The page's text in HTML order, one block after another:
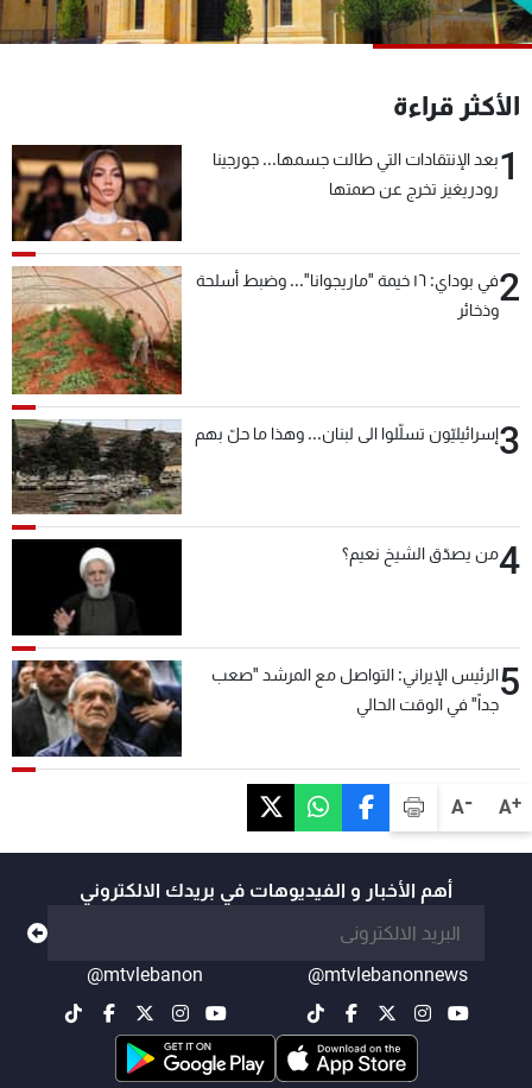
A+
A-
الأكثر قراءة
1بعد الإنتقادات التي طالت جسمها... جورجينا
رودريغيز تخرج عن صمتها
2
في بوداي: ١٦ خيمة "ماريجوانا"... وضبط أسلحة
وذخائر
3إسرائيليّون تسلّلوا الى لبنان... وهذا ما حلّ بهم
4من يصدّق الشيخ نعيم؟
5الرئيس الإيراني: التواصل مع المرشد "صعب
جداً" في الوقت الحالي
أهم الأخبار و الفيديوهات في بريدك الالكتروني
@mtvlebanonnews
@mtvlebanon
جدول البرامج
شاهد البرامج
عن MTV
الإنـتـاج
وظائف
شروط الإسـتخدام
سياسة الخصوصية